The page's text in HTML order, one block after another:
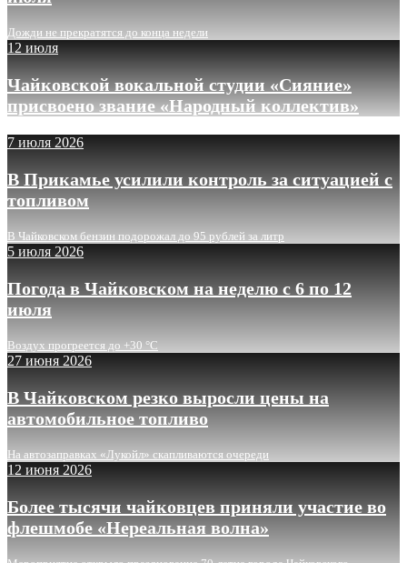
Дожди не прекратятся до конца недели
12 июля
Чайковской вокальной студии «Сияние»
присвоено звание «Народный коллектив»
7 июля 2026
В Прикамье усилили контроль за ситуацией с
топливом
В Чайковском бензин подорожал до 95 рублей за литр
5 июля 2026
Погода в Чайковском на неделю с 6 по 12
июля
Воздух прогреется до +30 °C
27 июня 2026
В Чайковском резко выросли цены на
автомобильное топливо
На автозаправках «Лукойл» скапливаются очереди
12 июня 2026
Более тысячи чайковцев приняли участие во
флешмобе «Нереальная волна»